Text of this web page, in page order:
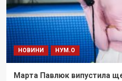
НОВИНИ НУМ.О
Марта Павлюк випустила